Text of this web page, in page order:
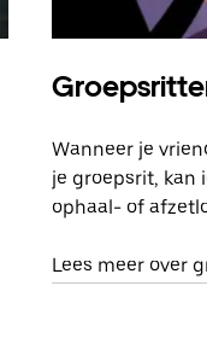
Wanneer je
je groepsrit, kan
ophaal- of
Lees meer over